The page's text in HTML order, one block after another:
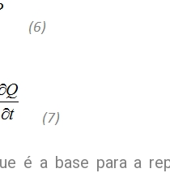
é a base para a